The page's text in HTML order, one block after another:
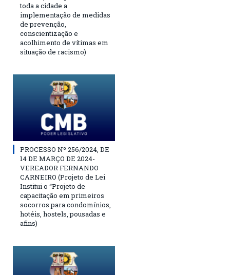
toda a cidade a
implementação de medidas
de prevenção,
conscientização e
acolhimento de vítimas em
situação de racismo)
PROCESSO Nº 256/2024, DE
14 DE MARÇO DE 2024-
VEREADOR FERNANDO
CARNEIRO (Projeto de Lei
Institui o “Projeto de
capacitação em primeiros
socorros para condomínios,
hotéis, hostels, pousadas e
afins)